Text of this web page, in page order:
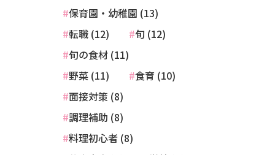
保育園・幼稚園 (13)
転職 (12)
旬 (12)
旬の食材 (11)
野菜 (11)
食育 (10)
面接対策 (8)
調理補助 (8)
料理初心者 (8)